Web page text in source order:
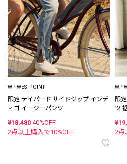
WP WESTPOINT
限定 テイパード サイドジップ インデ
ィゴ イージーパンツ
¥18,480 40%OFF
2点以上購入で10%OFF
WP
限定
ツ
2点